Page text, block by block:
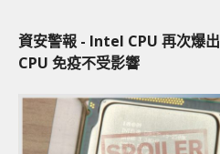
資安警報 - Intel CPU 再次爆
CPU 免疫不受影響